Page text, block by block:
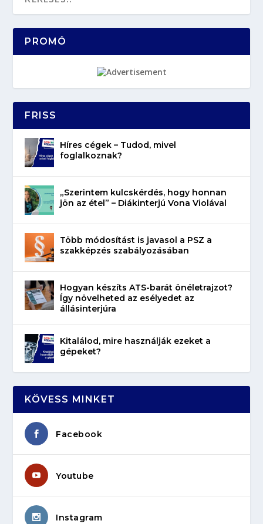
PROMÓ
FRISS
Híres cégek – Tudod, mivel
foglalkoznak?
„Szerintem kulcskérdés, hogy honnan
jön az étel” – Diákinterjú Vona Violával
Több módosítást is javasol a PSZ a
szakképzés szabályozásában
Hogyan készíts ATS-barát önéletrajzot?
Így növelheted az esélyedet az
állásinterjúra
Kitalálod, mire használják ezeket a
gépeket?
KÖVESS MINKET
Facebook
Youtube
Instagram